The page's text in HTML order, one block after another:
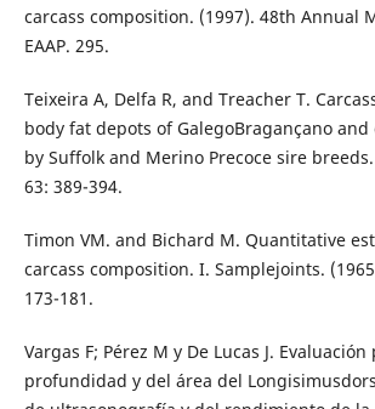
carcass composition. (1997). 48th Annual
EAAP. 295.
Teixeira A, Delfa R, and Treacher T.
body fat depots of GalegoBragançano
by Suffolk and Merino Precoce sire
63: 389-394.
Timon VM. and Bichard M. Quantitative
carcass composition. I. Samplejoints.
173-181.
Vargas F; Pérez M y De Lucas J.
profundidad y del área del